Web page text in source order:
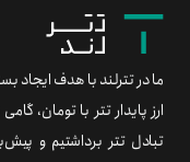
ما در تترلند با هدف ایجاد
ارز پایدار تتر با تومان،
تبادل تتر برداشتیم و